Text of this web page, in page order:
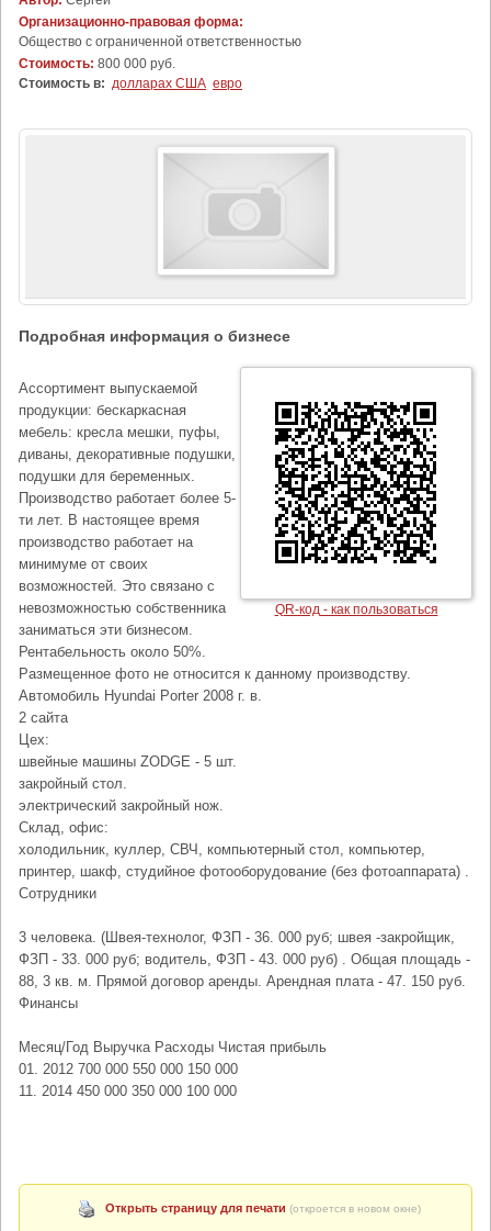
Организационно-правовая форма:
Общество с ограниченной ответственностью
Стоимость: 800 000 руб.
Стоимость в: долларах США евро
Подробная информация о бизнесе
QR-код - как пользоваться
Ассортимент выпускаемой
продукции: бескаркасная
мебель: кресла мешки, пуфы,
диваны, декоративные подушки,
подушки для беременных.
Производство работает более 5-
ти лет. В настоящее время
производство работает на
минимуме от своих
возможностей. Это связано с
невозможностью собственника
заниматься эти бизнесом.
Рентабельность около 50%.
Размещенное фото не относится к данному производству.
Автомобиль Hyundai Porter 2008 г. в.
2 сайта
Цех:
швейные машины ZODGE - 5 шт.
закройный стол.
электрический закройный нож.
Склад, офис:
холодильник, куллер, СВЧ, компьютерный стол, компьютер,
принтер, шакф, студийное фотооборудование (без фотоаппарата) .
Сотрудники
3 человека. (Швея-технолог, ФЗП - 36. 000 руб; швея -закройщик,
ФЗП - 33. 000 руб; водитель, ФЗП - 43. 000 руб) . Общая площадь -
88, 3 кв. м. Прямой договор аренды. Арендная плата - 47. 150 руб.
Финансы
Месяц/Год Выручка Расходы Чистая прибыль
01. 2012 700 000 550 000 150 000
11. 2014 450 000 350 000 100 000
Открыть страницу для печати (откроется в новом окне)